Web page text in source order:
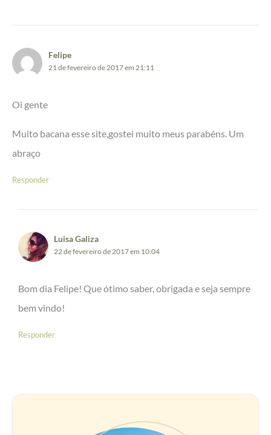
Felipe
21 de fevereiro de 2017 em 21:11
Oi gente
Muito bacana esse site,gostei muito meus parabéns. Um
abraço
Responder
Luisa Galiza
22 de fevereiro de 2017 em 10:04
Bom dia Felipe! Que ótimo saber, obrigada e seja sempre
bem vindo!
Responder